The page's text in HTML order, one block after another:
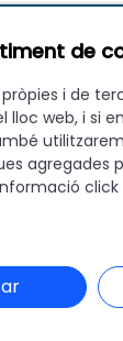
de
i de
web, i si
agregades
click